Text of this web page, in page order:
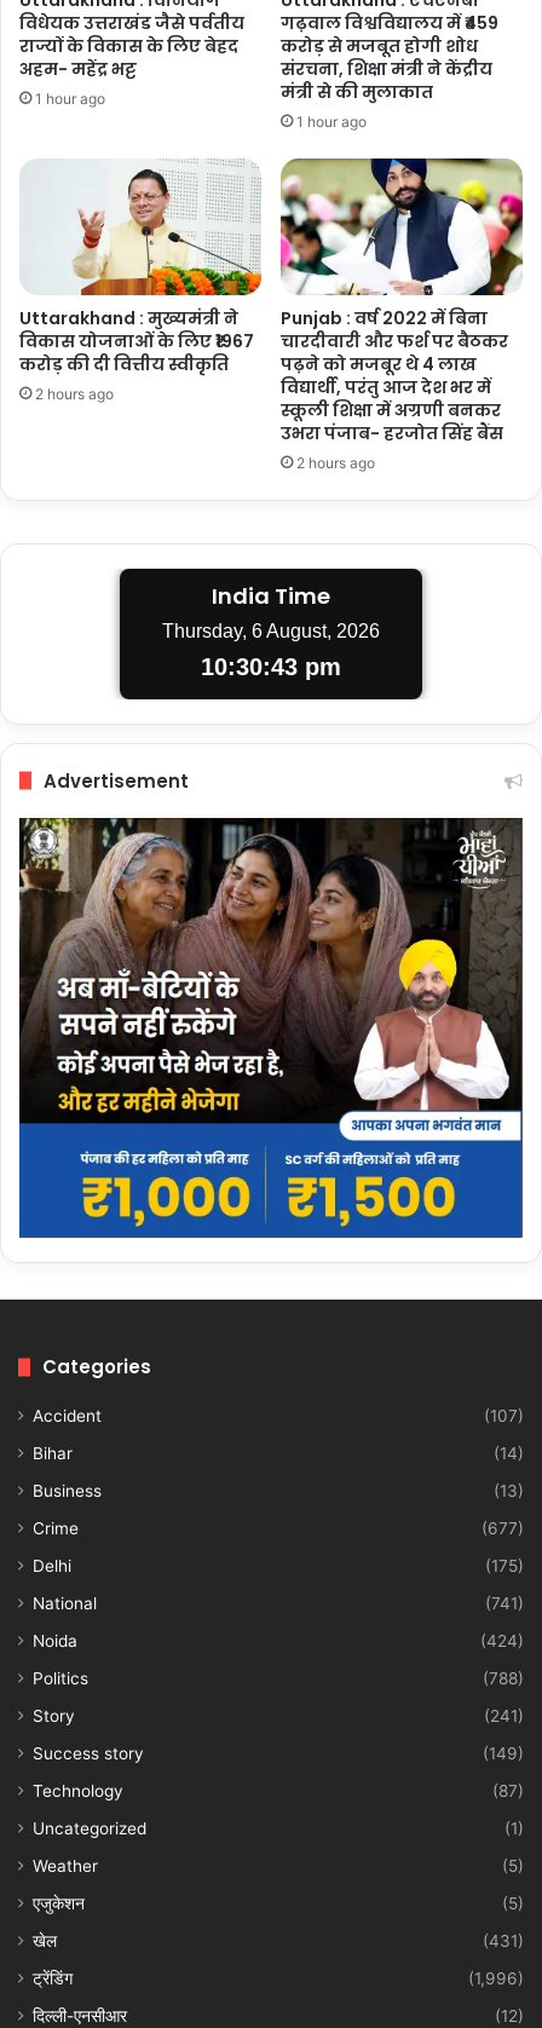
विधेयक उत्तराखंड जैसे पर्वतीय
राज्यों के विकास के लिए बेहद
अहम- महेंद्र भट्ट
1 hour ago
गढ़वाल विश्वविद्यालय में ₹459
करोड़ से मजबूत होगी शोध
संरचना, शिक्षा मंत्री ने केंद्रीय
मंत्री से की मुलाकात
1 hour ago
Uttarakhand : मुख्यमंत्री ने
विकास योजनाओं के लिए ₹1967
करोड़ की दी वित्तीय स्वीकृति
2 hours ago
Punjab : वर्ष 2022 में बिना
चारदीवारी और फर्श पर बैठकर
पढ़ने को मजबूर थे 4 लाख
विद्यार्थी, परंतु आज देश भर में
स्कूली शिक्षा में अग्रणी बनकर
उभरा पंजाब- हरजोत सिंह बैंस
2 hours ago
India Time
Thursday, 6 August, 2026
10:30:43 pm
Advertisement
Categories
Accident
(107)
Bihar
(14)
Business
(13)
Crime
(677)
Delhi
(175)
National
(741)
Noida
(424)
Politics
(788)
Story
(241)
Success story
(149)
Technology
(87)
Uncategorized
(1)
Weather
(5)
एजुकेशन
(5)
खेल
(431)
ट्रेंडिंग
(1,996)
दिल्ली-एनसीआर
(12)